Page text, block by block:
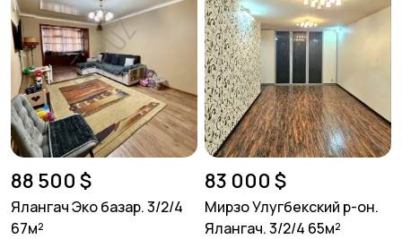
88 500 $
Ялангач Эко базар. 3/2/4
67м²
83 000 $
Мирзо Улугбекский р-он.
Ялангач. 3/2/4 65м²